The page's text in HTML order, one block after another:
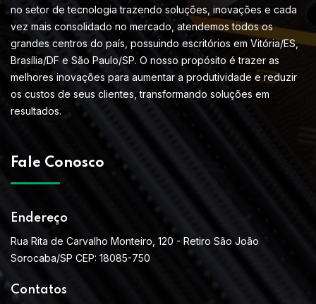
no setor de tecnologia trazendo soluções, inovações e cada
vez mais consolidado no mercado, atendemos todos os
grandes centros do país, possuindo escritórios em Vitória/ES,
Brasília/DF e São Paulo/SP. O nosso propósito é trazer as
melhores inovações para aumentar a produtividade e reduzir
os custos de seus clientes, transformando soluções em
resultados.
Fale Conosco
Endereço
Rua Rita de Carvalho Monteiro, 120 - Retiro São João
Sorocaba/SP CEP: 18085-750
Contatos